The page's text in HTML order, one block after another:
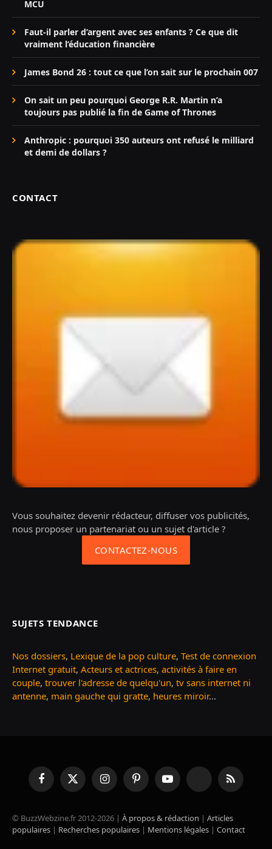
MCU
Faut-il parler d’argent avec ses enfants ? Ce que dit
vraiment l’éducation financière
James Bond 26 : tout ce que l’on sait sur le prochain 007
On sait un peu pourquoi George R.R. Martin n’a
toujours pas publié la fin de Game of Thrones
Anthropic : pourquoi 350 auteurs ont refusé le milliard
et demi de dollars ?
CONTACT
Vous souhaitez devenir rédacteur, diffuser vos publicités,
nous proposer un partenariat ou un sujet d'article ?
CONTACTEZ-NOUS
SUJETS TENDANCE
Nos dossiers, Lexique de la pop culture, Test de connexion
Internet gratuit, Acteurs et actrices, activités à faire en
couple, trouver l'adresse de quelqu'un, tv sans internet ni
antenne, main gauche qui gratte, heures miroir...
FacebookX
(Twitter)
InstagramPinterestYouTube TikTok RSS
© BuzzWebzine.fr 2012-2026 | À propos & rédaction | Articles
populaires | Recherches populaires | Mentions légales | Contact